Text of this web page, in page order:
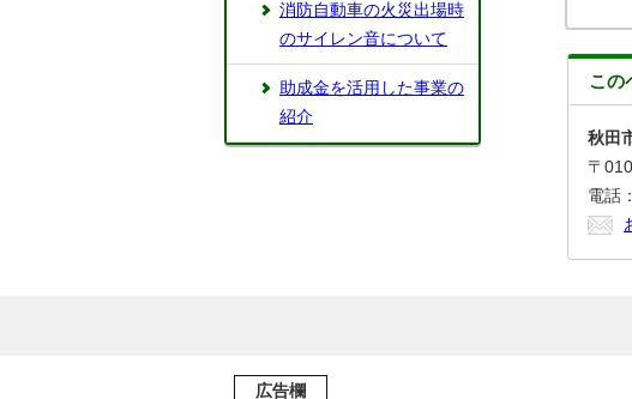
この
秋田
〒
電話
消防自動車の火災出場時
のサイレン音について
助成金を活用した事業の
紹介
広告欄